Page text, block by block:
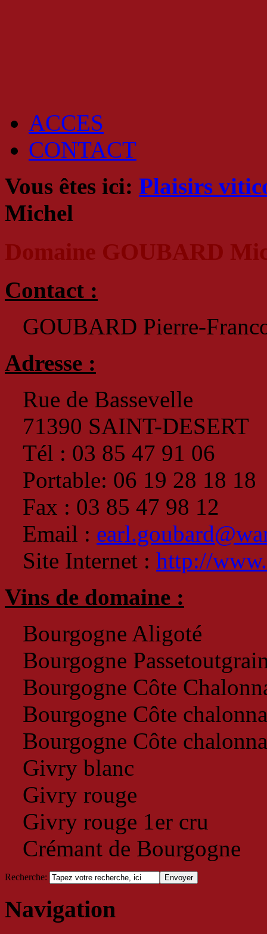
ACCES
CONTACT
Vous êtes ici: Plaisirs
Michel
Domaine GOUBARD
Contact :
GOUBARD Pierre-
Adresse :
Rue de Bassevelle
71390 SAINT-DESERT
Tél : 03 85 47 91 06
Portable: 06 19 28 18 18
Fax : 03 85 47 98 12
Email :
Site Internet : http://
Vins de domaine :
Bourgogne Aligoté
Bourgogne
Bourgogne Côte
Bourgogne Côte
Bourgogne Côte
Givry blanc
Givry rouge
Givry rouge 1er cru
Crémant de Bourgogne
Recherche:
Navigation